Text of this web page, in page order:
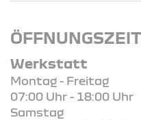
Werkstatt
Montag - Freitag
07:00 Uhr - 18:00 Uhr
Samstag